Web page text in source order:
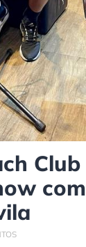
Club
com